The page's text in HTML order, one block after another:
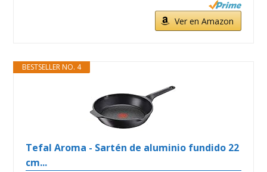
Ver en Amazon
BESTSELLER NO. 4
Tefal Aroma - Sartén de aluminio fundido 22
cm...